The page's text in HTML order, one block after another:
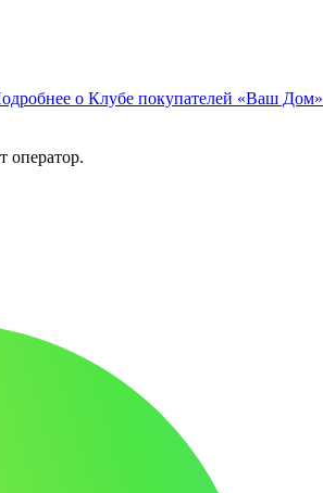
о Клубе покупателей «Ваш Дом»
оператор.